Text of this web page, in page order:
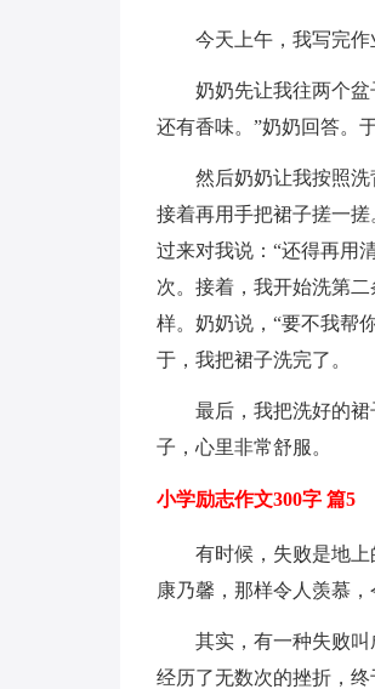
今天上午，我写完作
奶奶先让我往两个盆
还有香味。”奶奶回答。
然后奶奶让我按照
接着再用手把裙子搓一
过来对我说：“还得再用
次。接着，我开始洗第
样。奶奶说，“要不我帮
于，我把裙子洗完了。
最后，我把洗好的
子，心里非常舒服。
小学励志作文300字 篇5
有时候，失败是地
康乃馨，那样令人羡慕，
其实，有一种失败
经历了无数次的挫折，